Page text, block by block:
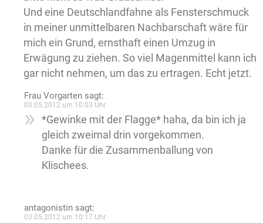
Und eine Deutschlandfahne als Fensterschmuck
in meiner unmittelbaren Nachbarschaft wäre für
mich ein Grund, ernsthaft einen Umzug in
Erwägung zu ziehen. So viel Magenmittel kann ich
gar nicht nehmen, um das zu ertragen. Echt jetzt.
Frau Vorgarten sagt:
03.05.2012 um 10:03 Uhr
*Gewinke mit der Flagge* haha, da bin ich ja
gleich zweimal drin vorgekommen.
Danke für die Zusammenballung von
Klischees.
antagonistin sagt:
03.05.2012 um 10:17 Uhr